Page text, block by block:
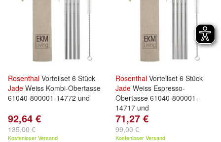
Rosenthal Vorteilset 6 Stück
Jade Weiss Kombi-Obertasse
61040-800001-14772 und
92,64 €
135,00 €
Kostenloser Versand
Rosenthal Vorteilset 6 Stück
Jade Weiss Espresso-
Obertasse 61040-800001-
14717 und
71,27 €
99,00 €
Kostenloser Versand